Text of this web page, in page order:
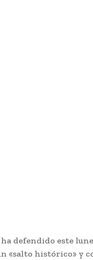
defendido este
«salto histórico» y